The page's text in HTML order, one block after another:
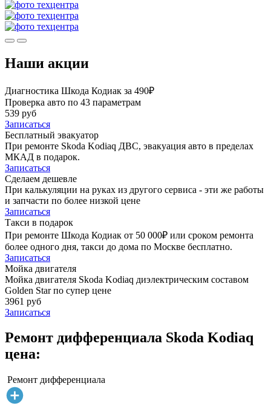
Наши акции
Диагностика Шкода Кодиак за 490₽
Проверка авто по 43 параметрам
539 руб
Записаться
Бесплатный эвакуатор
При ремонте Skoda Kodiaq ДВС, эвакуация авто в пределах
МКАД в подарок.
Записаться
Сделаем дешевле
При калькуляции на руках из другого сервиса - эти же работы
и запчасти по более низкой цене
Записаться
Такси в подарок
При ремонте Шкода Кодиак от 50 000₽ или сроком ремонта
более одного дня, такси до дома по Москве бесплатно.
Записаться
Мойка двигателя
Мойка двигателя Skoda Kodiaq диэлектрическим составом
Golden Star по супер цене
3961 руб
Записаться
Ремонт дифференциала Skoda Kodiaq
цена:
Ремонт дифференциала